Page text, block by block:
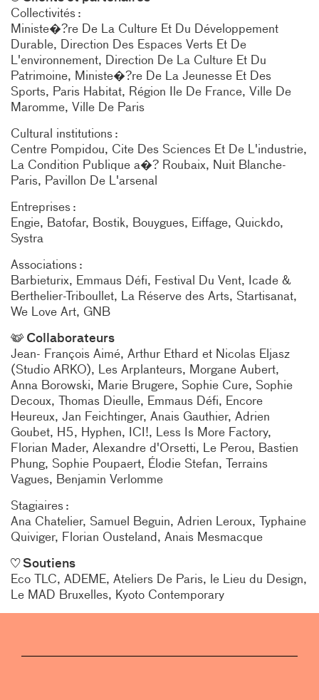
Collectivités
Ministe�?re De La Culture Et Du Développement
Durable
Direction Des Espaces Verts Et De
L'environnement
Direction De La Culture Et Du
Patrimoine, Ministe�?re De La Jeunesse Et Des
Sports
Paris Habitat Région Ile De France Ville De
Maromme Ville De Paris
Cultural institutions
Centre Pompidou Cite Des Sciences Et De L'industrie
La Condition Publique a�? Roubaix Nuit Blanche-
Paris
Pavillon De L'arsenal
Entreprises
Engie
Batofar Bostik Bouygues Eiffage Quickdo
Systra
Associations
Barbieturix
Emmaus Défi Festival Du Vent
Icade &
Berthelier-Triboullet
La Réserve des Arts Startisanat
We Love Art GNB
Collaborateurs
Jean- François Aimé Arthur Ethard et Nicolas Eljasz
(Studio ARKO)
Les Arplanteurs Morgane Aubert
Anna Borowski
Marie Brugere Sophie Cure Sophie
Decoux Thomas Dieulle Emmaus Défi
Encore
Heureux Jan Feichtinger Anais Gauthier Adrien
Goubet
H5 Hyphen ICI!
Less Is More Factory
Florian Mader Alexandre d'Orsetti Le Perou
Bastien
Phung Sophie Poupaert Élodie Stefan Terrains
Vagues
Benjamin Verlomme
Stagiaires
Ana Chatelier Samuel Beguin Adrien Leroux Typhaine
Quiviger
Florian Ousteland Anais Mesmacque
Soutiens
Eco TLC ADEME Ateliers De Paris
le Lieu du Design
Le MAD Bruxelles
Kyoto Contemporary